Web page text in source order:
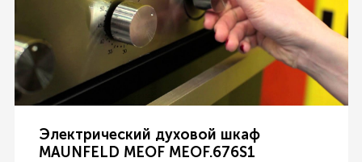
Электрический духовой шкаф
MAUNFELD MEOF MEOF.676S1